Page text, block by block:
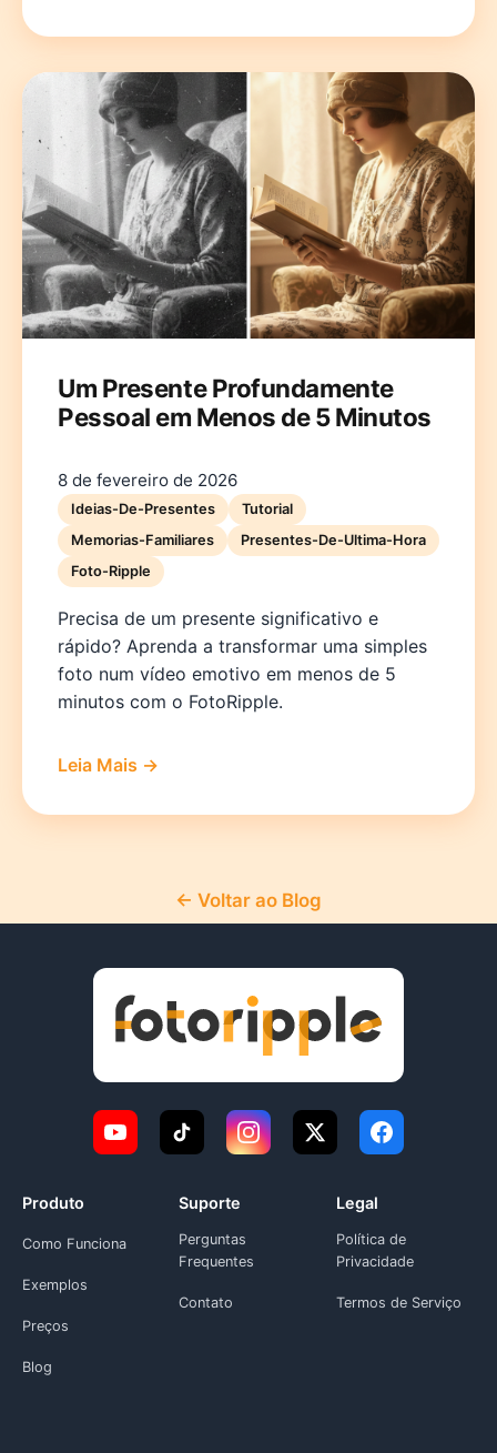
Um Presente Profundamente
Pessoal em Menos de 5 Minutos
8 de fevereiro de 2026
Ideias-De-Presentes
Tutorial
Memorias-Familiares
Presentes-De-Ultima-Hora
Foto-Ripple
Precisa de um presente significativo e
rápido? Aprenda a transformar uma simples
foto num vídeo emotivo em menos de 5
minutos com o FotoRipple.
Leia Mais →
← Voltar ao Blog
Produto
Como Funciona
Exemplos
Preços
Blog
Suporte
Perguntas
Frequentes
Contato
Legal
Política de
Privacidade
Termos de Serviço